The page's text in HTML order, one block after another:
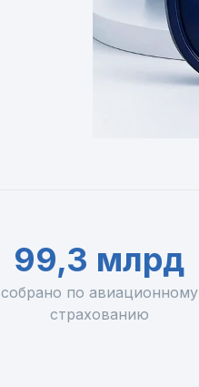
99,3 млрд
собрано по авиационному
страхованию